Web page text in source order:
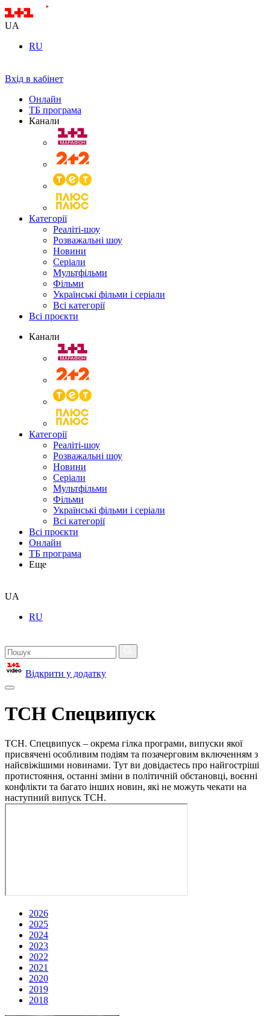
UA
RU
Вхід в кабінет
Онлайн
ТБ програма
Канали
Категорії
Реаліті-шоу
Розважальні шоу
Новини
Серіали
Мультфільми
Фільми
Українські фільми і серіали
Всі категорії
Всі проєкти
Канали
Категорії
Реаліті-шоу
Розважальні шоу
Новини
Серіали
Мультфільми
Фільми
Українські фільми і серіали
Всі категорії
Всі проєкти
Онлайн
ТБ програма
Еще
UA
RU
Відкрити у додатку
ТСН Спецвипуск
ТСН. Спецвипуск – окрема гілка програми, випуски якої
присвячені особливим подіям та позачерговим включенням з
найсвіжішими новинами. Тут ви довідаєтесь про найгостріші
протистояння, останні зміни в політичній обстановці, воєнні
конфлікти та багато інших новин, які не можуть чекати на
наступний випуск ТСН.
2026
2025
2024
2023
2022
2021
2020
2019
2018